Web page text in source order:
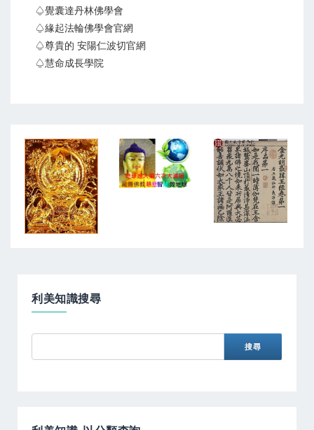
♤覺囊達丹林佛學會
♤緣起法輪佛學會官網
♤尊貴的 安陽仁波切官網
♤慧命成長學院
利美知識搜尋